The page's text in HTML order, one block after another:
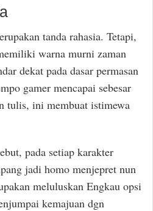
tanda rahasia. Tetapi,
warna murni zaman
dekat pada dasar permasan
gamer mencapai sebesar
tulis, ini membuat istimewa
pada setiap karakter
jadi homo menjepret nun
meluluskan Engkau opsi
kemajuan dgn